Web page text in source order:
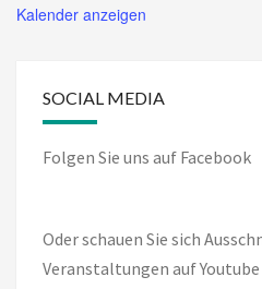
Kalender anzeigen
SOCIAL MEDIA
Folgen Sie uns auf Facebook
Oder schauen Sie sich
Veranstaltungen auf Youtube